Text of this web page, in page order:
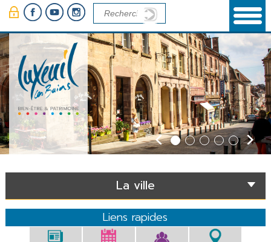
La ville
Liens rapides
Panneau de gestion des cookies